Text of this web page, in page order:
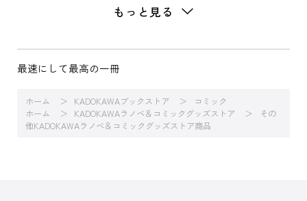
もっと見る
最速にして最高の一冊
ホーム KADOKAWAブックストア
コミック
ホーム
KADOKAWAラノベ＆コミックグッズストア
その
他KADOKAWAラノベ＆コミックグッズストア商品